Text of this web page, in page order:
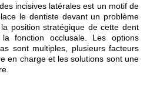
incisives latérales est un motif de
le dentiste devant un problème
position stratégique de cette dent
fonction occlusale. Les options
sont multiples, plusieurs facteurs
en charge et les solutions sont une